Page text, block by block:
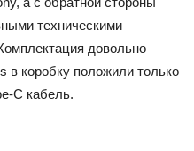
техническими
довольно
в коробку положили только
C кабель.